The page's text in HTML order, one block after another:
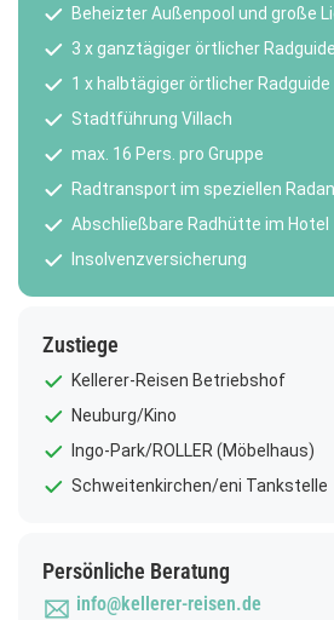
Beheizter Außenpool und große
3 x ganztägiger örtlicher Radguide
1 x halbtägiger örtlicher Radguide
Stadtführung Villach
max. 16 Pers. pro Gruppe
Radtransport im speziellen
Abschließbare Radhütte im Hotel
Insolvenzversicherung
Zustiege
Kellerer-Reisen Betriebshof
Neuburg/Kino
Ingo-Park/ROLLER (Möbelhaus)
Schweitenkirchen/eni Tankstelle
Persönliche Beratung
info@kellerer-reisen.de